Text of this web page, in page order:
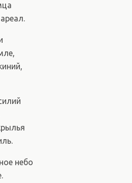
небо